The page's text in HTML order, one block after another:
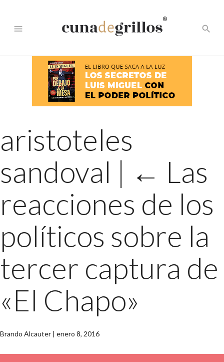
menu
®
search
aristoteles
sandoval | ← Las
reacciones de los
políticos sobre la
tercer captura de
«El Chapo»
Brando Alcauter | enero 8, 2016